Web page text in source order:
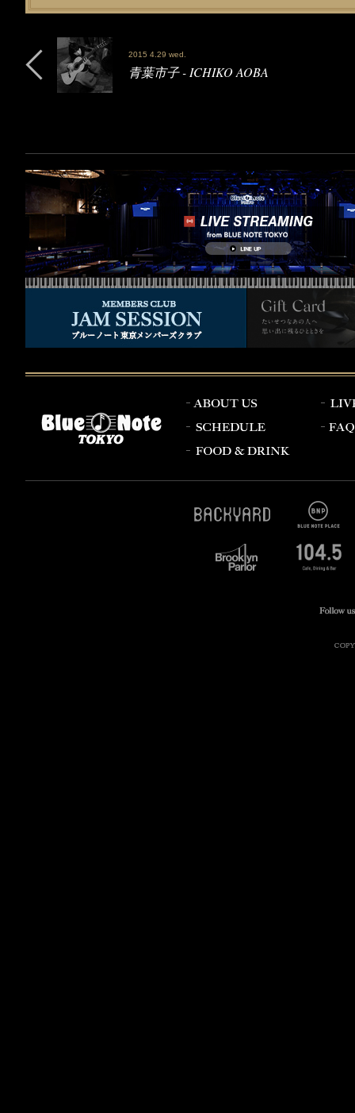
2015 4.29 wed.
青葉市子 - ICHIKO AOBA